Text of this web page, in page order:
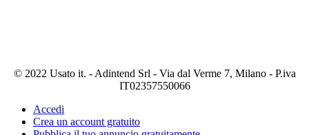
© 2022 Usato it. - Adintend Srl - Via dal Verme 7, Milano - P.iva
IT02357550066
Accedi
Crea un account gratuito